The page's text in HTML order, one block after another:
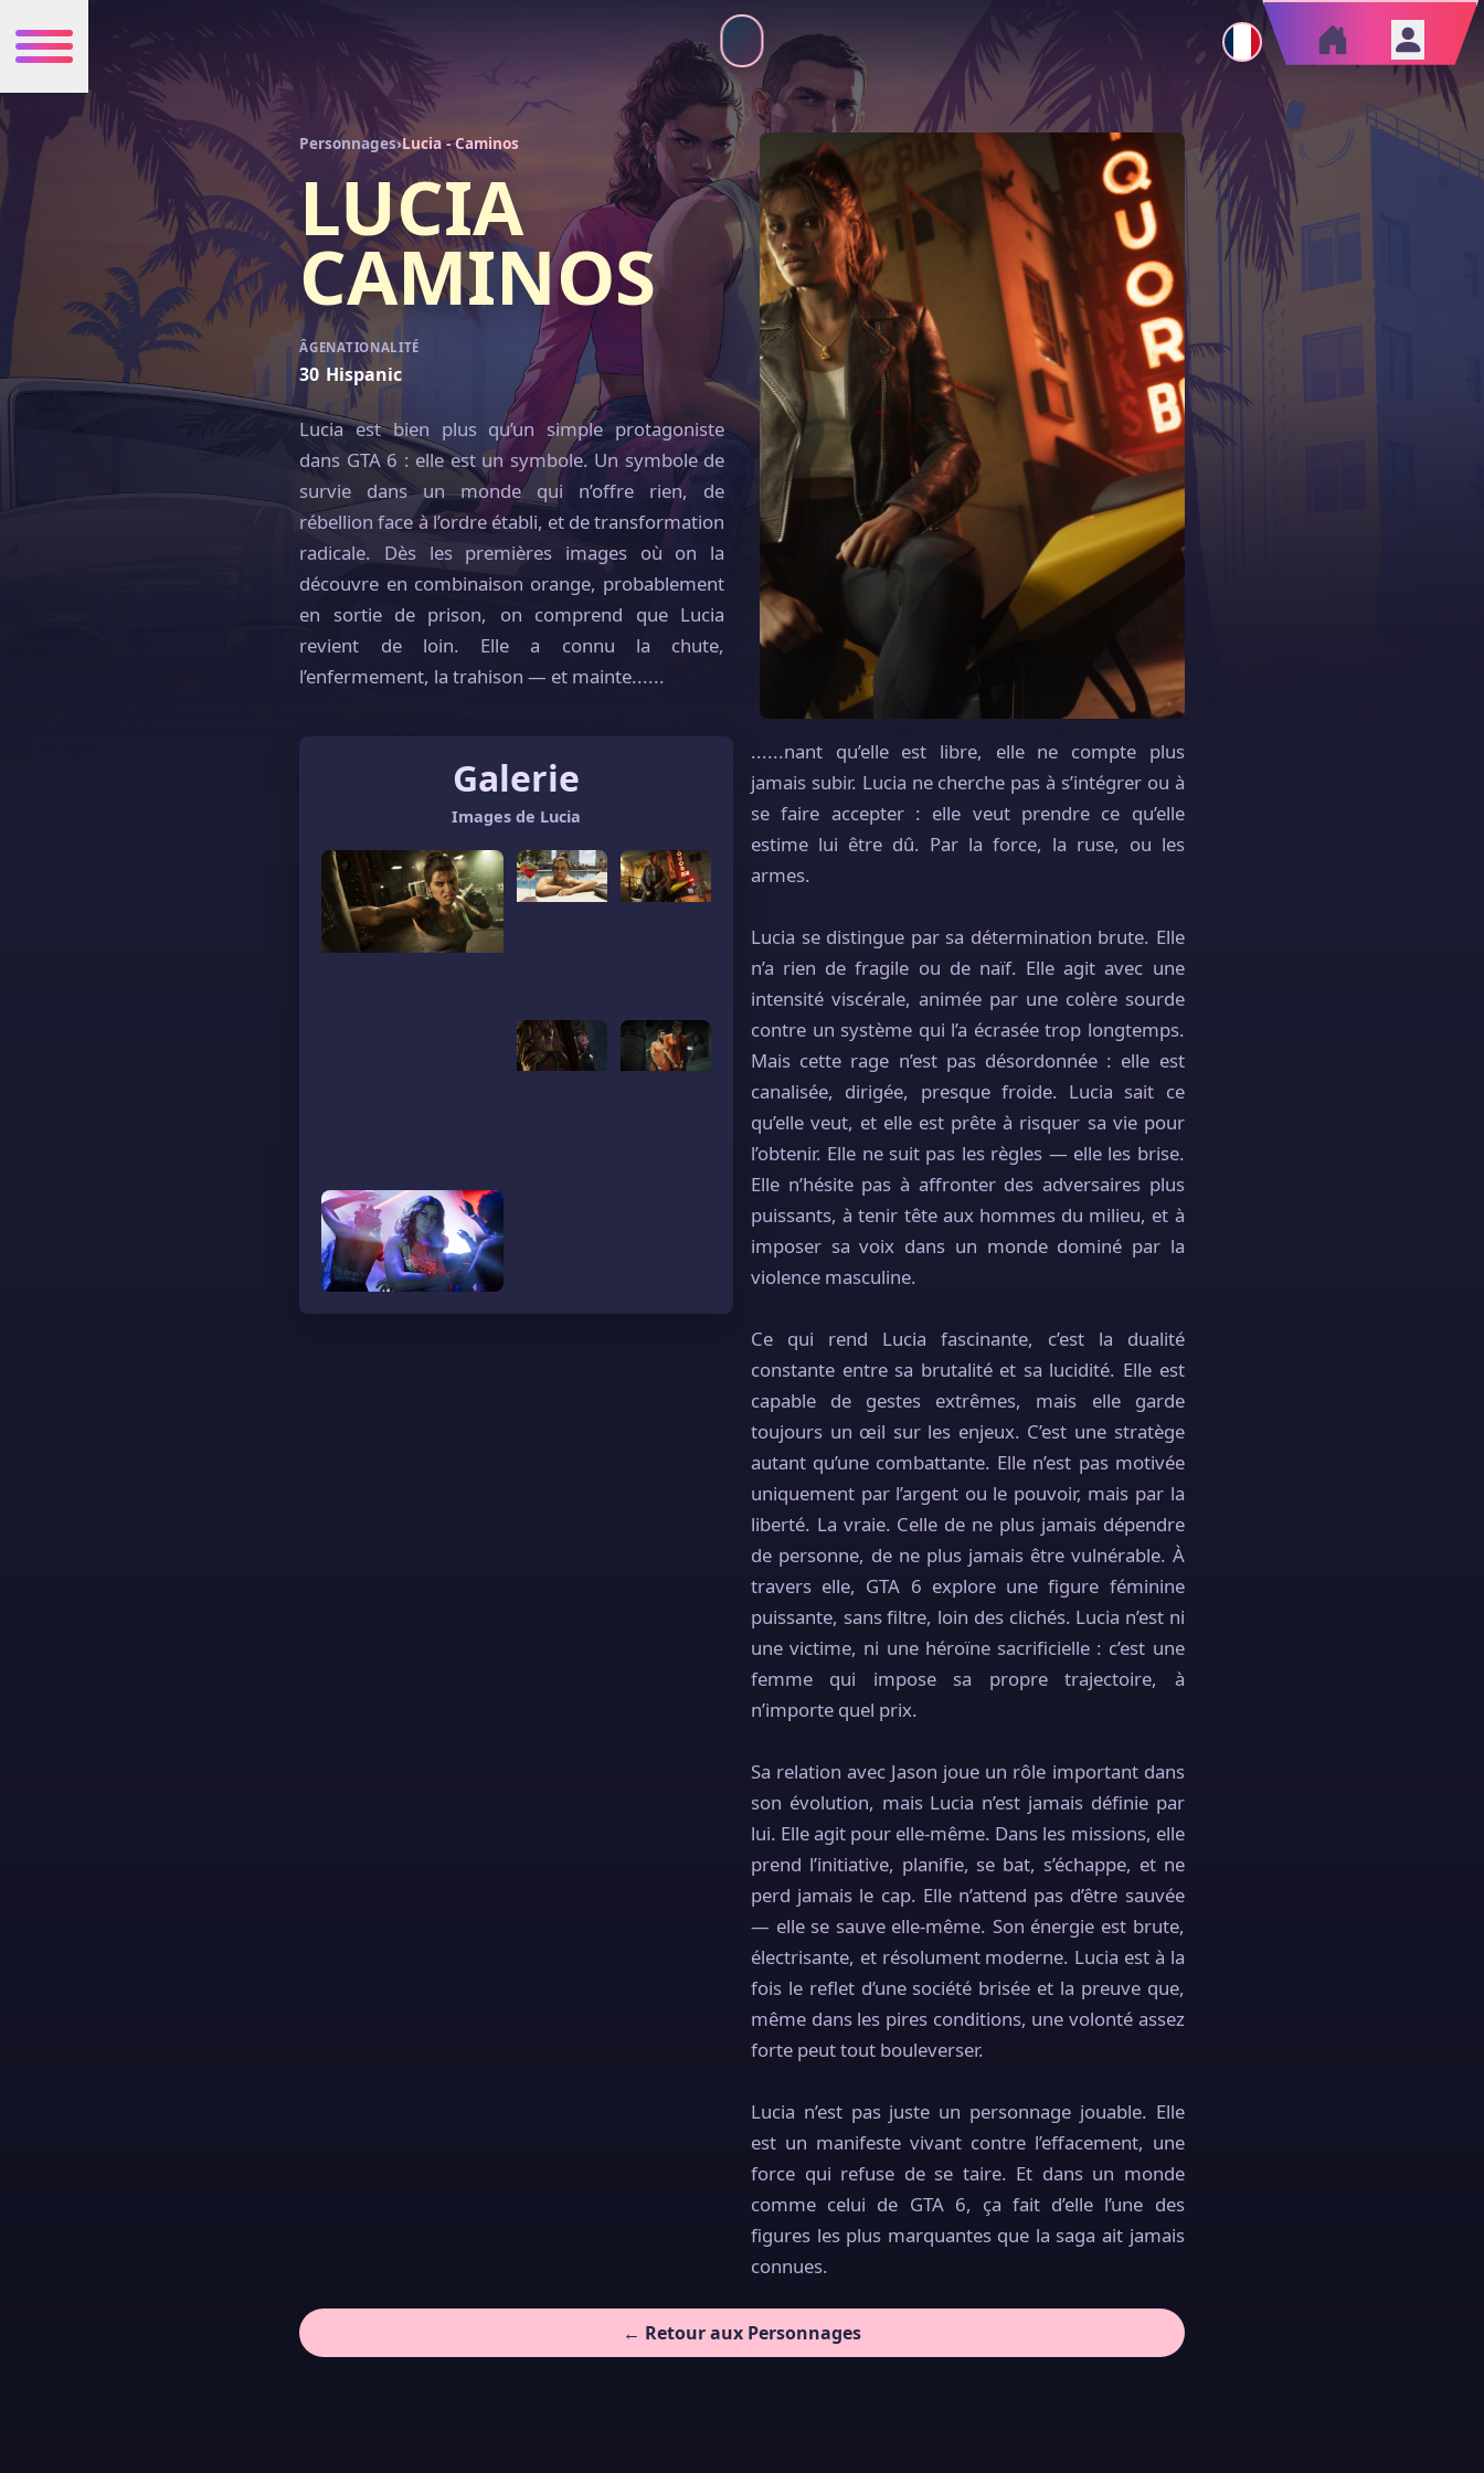
Personnages›Lucia - Caminos
LUCIA
CAMINOS
ÂGE
30
NATIONALITÉ
Hispanic
Lucia est bien plus qu’un simple protagoniste
dans GTA 6 : elle est un symbole. Un symbole de
survie dans un monde qui n’offre rien, de
rébellion face à l’ordre établi, et de transformation
radicale. Dès les premières images où on la
découvre en combinaison orange, probablement
en sortie de prison, on comprend que Lucia
revient de loin. Elle a connu la chute,
l’enfermement, la trahison — et mainte......
Galerie
Images de Lucia
......nant qu’elle est libre, elle ne compte plus
jamais subir. Lucia ne cherche pas à s’intégrer ou à
se faire accepter : elle veut prendre ce qu’elle
estime lui être dû. Par la force, la ruse, ou les
armes.
Lucia se distingue par sa détermination brute. Elle
n’a rien de fragile ou de naïf. Elle agit avec une
intensité viscérale, animée par une colère sourde
contre un système qui l’a écrasée trop longtemps.
Mais cette rage n’est pas désordonnée : elle est
canalisée, dirigée, presque froide. Lucia sait ce
qu’elle veut, et elle est prête à risquer sa vie pour
l’obtenir. Elle ne suit pas les règles — elle les brise.
Elle n’hésite pas à affronter des adversaires plus
puissants, à tenir tête aux hommes du milieu, et à
imposer sa voix dans un monde dominé par la
violence masculine.
Ce qui rend Lucia fascinante, c’est la dualité
constante entre sa brutalité et sa lucidité. Elle est
capable de gestes extrêmes, mais elle garde
toujours un œil sur les enjeux. C’est une stratège
autant qu’une combattante. Elle n’est pas motivée
uniquement par l’argent ou le pouvoir, mais par la
liberté. La vraie. Celle de ne plus jamais dépendre
de personne, de ne plus jamais être vulnérable. À
travers elle, GTA 6 explore une figure féminine
puissante, sans filtre, loin des clichés. Lucia n’est ni
une victime, ni une héroïne sacrificielle : c’est une
femme qui impose sa propre trajectoire, à
n’importe quel prix.
Sa relation avec Jason joue un rôle important dans
son évolution, mais Lucia n’est jamais définie par
lui. Elle agit pour elle-même. Dans les missions, elle
prend l’initiative, planifie, se bat, s’échappe, et ne
perd jamais le cap. Elle n’attend pas d’être sauvée
— elle se sauve elle-même. Son énergie est brute,
électrisante, et résolument moderne. Lucia est à la
fois le reflet d’une société brisée et la preuve que,
même dans les pires conditions, une volonté assez
forte peut tout bouleverser.
Lucia n’est pas juste un personnage jouable. Elle
est un manifeste vivant contre l’effacement, une
force qui refuse de se taire. Et dans un monde
comme celui de GTA 6, ça fait d’elle l’une des
figures les plus marquantes que la saga ait jamais
connues.
← Retour aux Personnages